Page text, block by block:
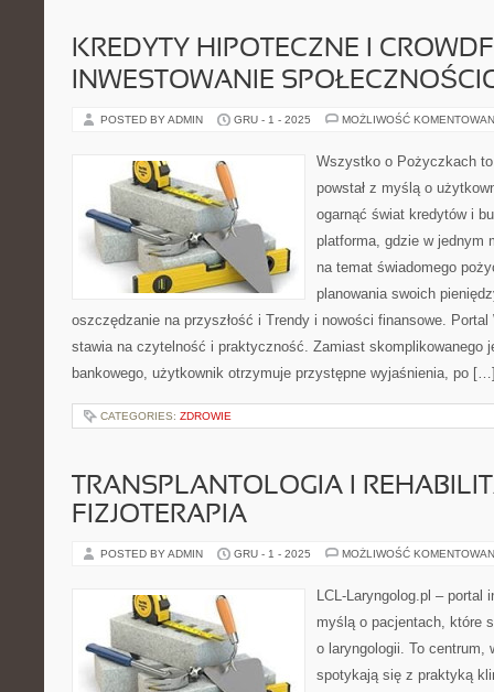
KREDYTY HIPOTECZNE I
INWESTOWANIE
POSTED BY ADMIN GRU - 1 - 2025 MOŻLIWOŚĆ
Wszystko o Pożyczkach
powstał z myślą o
ogarnąć świat kredytów i
platforma, gdzie w jednym
na temat świadomego
planowania swoich
oszczędzanie na przyszłość i Trendy i nowości finansowe.
stawia na czytelność i praktyczność. Zamiast skomplikowanego
bankowego, użytkownik otrzymuje przystępne wyjaśnienia, po
CATEGORIES: ZDROWIE
TRANSPLANTOLOGIA I
FIZJOTERAPIA
POSTED BY ADMIN GRU - 1 - 2025 MOŻLIWOŚĆ
LCL-Laryngolog.pl – portal
myślą o pacjentach, które
o laryngologii. To centrum,
spotykają się z praktyką